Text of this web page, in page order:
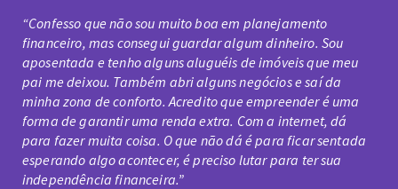
“Confesso que não sou muito boa em planejamento
financeiro, mas consegui guardar algum dinheiro. Sou
aposentada e tenho alguns aluguéis de imóveis que meu
pai me deixou. Também abri alguns negócios e saí da
minha zona de conforto. Acredito que empreender é uma
forma de garantir uma renda extra. Com a internet, dá
para fazer muita coisa. O que não dá é para ficar sentada
esperando algo acontecer, é preciso lutar para ter sua
independência financeira.”